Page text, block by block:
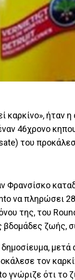
καρκίνο»,
46χρονο
του
Φρανσίσκο
να πληρώσει
της, του
βδομάδες ζωής,
τον
γνώριζε ότι το